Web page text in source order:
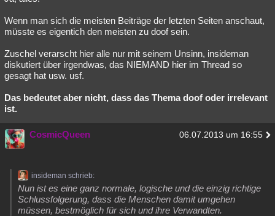
Wenn man sich die meisten Beiträge der letzten Seiten anschaut,
müsste es eigentich den meisten zu doof sein.
Zuschel verarscht hier alle nur mit seinem Unsinn, insideman
diskutiert über irgendwas, das NIEMAND hier im Thread so
gesagt hat usw. usf.
Das bedeutet aber nicht, dass das Thema doof oder irrelevant
ist.
CosmicQueen 06.07.2013 um 16:55
insideman schrieb:
Nun ist es eine ganz normale, logische und die einzig richtige
Schlussfolgerung, dass die Menschen damit umgehen
müssen, bestmöglich für sich und ihre Verwandten.